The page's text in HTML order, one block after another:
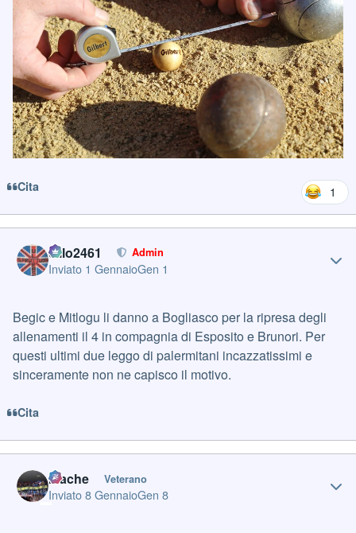
Cita 1
cillo2461 Admin
Inviato 1 GennaioGen 1
Begic e Mitlogu li danno a Bogliasco per la ripresa degli
allenamenti il 4 in compagnia di Esposito e Brunori. Per
questi ultimi due leggo di palermitani incazzatissimi e
sinceramente non ne capisco il motivo.
Cita
mache Veterano
Inviato8 GennaioGen 8